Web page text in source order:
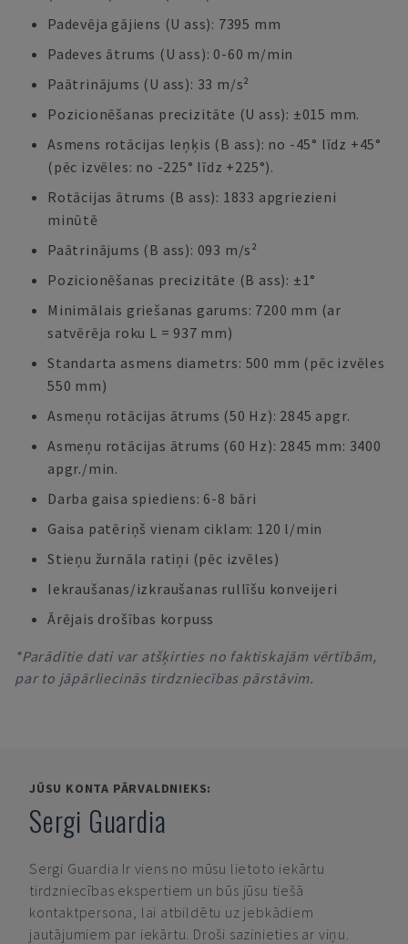
Padevēja gājiens (U ass): 7395 mm
Padeves ātrums (U ass): 0-60 m/min
Paātrinājums (U ass): 33 m/s²
Pozicionēšanas precizitāte (U ass): ±015 mm.
Asmens rotācijas leņķis (B ass): no -45° līdz +45°
(pēc izvēles: no -225° līdz +225°).
Rotācijas ātrums (B ass): 1833 apgriezieni
minūtē
Paātrinājums (B ass): 093 m/s²
Pozicionēšanas precizitāte (B ass): ±1°
Minimālais griešanas garums: 7200 mm (ar
satvērēja roku L = 937 mm)
Standarta asmens diametrs: 500 mm (pēc izvēles
550 mm)
Asmeņu rotācijas ātrums (50 Hz): 2845 apgr.
Asmeņu rotācijas ātrums (60 Hz): 2845 mm: 3400
apgr./min.
Darba gaisa spiediens: 6-8 bāri
Gaisa patēriņš vienam ciklam: 120 l/min
Stieņu žurnāla ratiņi (pēc izvēles)
Iekraušanas/izkraušanas rullīšu konveijeri
Ārējais drošības korpuss
*Parādītie dati var atšķirties no faktiskajām vērtībām,
par to jāpārliecinās tirdzniecības pārstāvim.
JŪSU KONTA PĀRVALDNIEKS:
Sergi Guardia
Sergi Guardia Ir viens no mūsu lietoto iekārtu
tirdzniecības ekspertiem un būs jūsu tiešā
kontaktpersona, lai atbildētu uz jebkādiem
jautājumiem par iekārtu. Droši sazinieties ar viņu.